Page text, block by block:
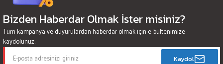
Bizden Haberdar Olmak İster misiniz?
Tüm kampanya ve duyurulardan haberdar olmak için e-bültenimize
kaydolunuz.
Kaydol